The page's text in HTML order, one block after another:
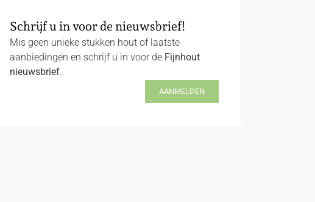
Schrijf u in voor de nieuwsbrief!
Mis geen unieke stukken hout of laatste
aanbiedingen en schrijf u in voor de Fijnhout
nieuwsbrief.
AANMELDEN